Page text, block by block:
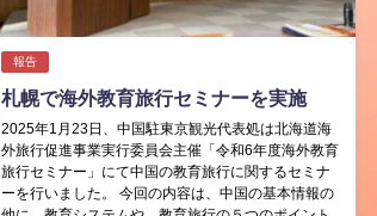
報告
札幌で海外教育旅行セミナーを実施
2025年1月23日、中国駐東京観光代表処は北海道海
外旅行促進事業実行委員会主催「令和6年度海外教育
旅行セミナー」にて中国の教育旅行に関するセミナ
ーを行いました。 今回の内容は、中国の基本情報の